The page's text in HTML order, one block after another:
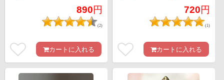
890円
(2)
カートに入れる
720円
(1)
カートに入れる